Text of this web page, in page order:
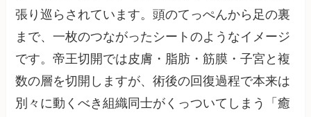
張り巡らされています。頭のてっぺんから足の裏
まで、一枚のつながったシートのようなイメージ
です。帝王切開では皮膚・脂肪・筋膜・子宮と複
数の層を切開しますが、術後の回復過程で本来は
別々に動くべき組織同士がくっついてしまう「癒